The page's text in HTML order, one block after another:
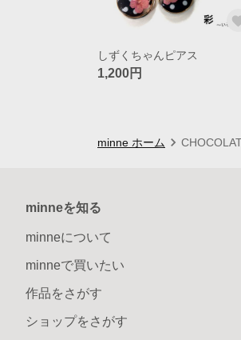
しずくちゃんピアス
1,200円
minne ホーム
minneを知る
minneについて
minneで買いたい
作品をさがす
ショップをさがす